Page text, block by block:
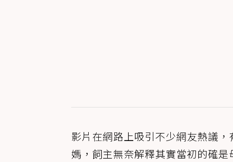
影片在網路上吸引不少網友熱議
媽，飼主無奈解釋其實當初的確